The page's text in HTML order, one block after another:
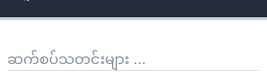
ရန်
ဆက်စပ်သတင်းများ ...